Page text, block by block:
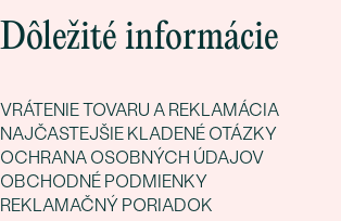
Dôležité informácie
VRÁTENIE TOVARU A REKLAMÁCIA
NAJČASTEJŠIE KLADENÉ OTÁZKY
OCHRANA OSOBNÝCH ÚDAJOV
OBCHODNÉ PODMIENKY
REKLAMAČNÝ PORIADOK